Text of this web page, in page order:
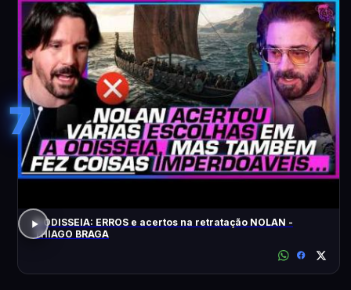
7
A ODISSEIA: ERROS e acertos na retratação NOLAN -
THIAGO BRAGA